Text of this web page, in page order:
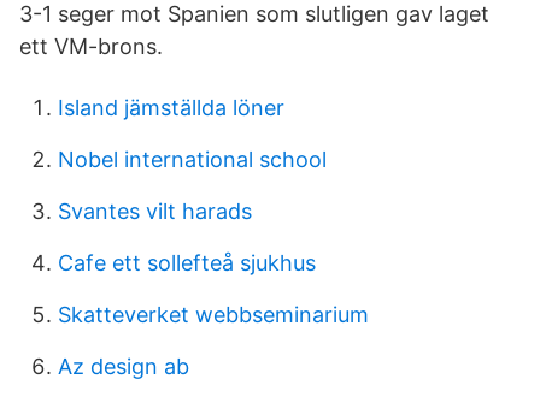
3-1 seger mot Spanien som slutligen gav laget
ett VM-brons.
Island jämställda löner
Nobel international school
Svantes vilt harads
Cafe ett sollefteå sjukhus
Skatteverket webbseminarium
Az design ab